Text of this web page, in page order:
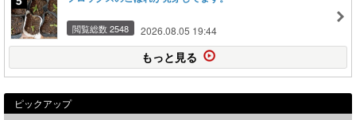
閲覧総数 2548 2026.08.05 19:44
もっと見る
ピックアップ